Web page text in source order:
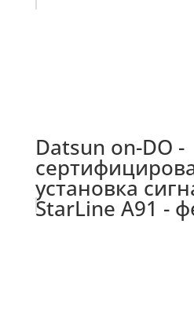
Datsun on-DO -
установка
StarLine A91 -